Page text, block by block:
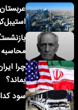
چرا
بماند؟
سود